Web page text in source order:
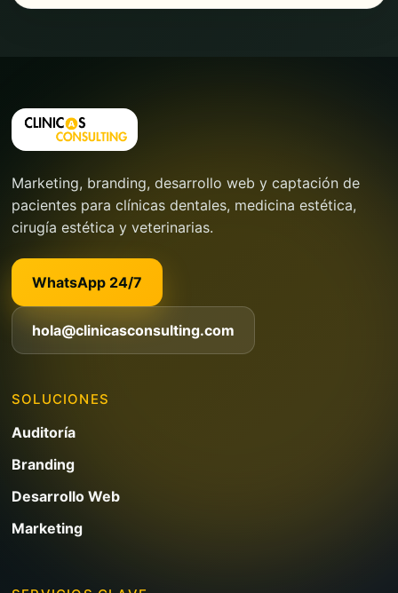
Marketing, branding, desarrollo web y captación de
pacientes para clínicas dentales, medicina estética,
cirugía estética y veterinarias.
WhatsApp 24/7
hola@clinicasconsulting.com
SOLUCIONES
Auditoría
Branding
Desarrollo Web
Marketing